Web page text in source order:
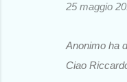
25 maggio
Anonimo ha
Ciao